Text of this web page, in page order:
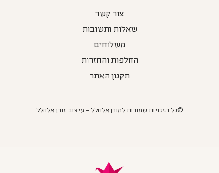
צור קשר
שאלות ותשובות
משלוחים
החלפות והחזרות
תקנון האתר
©כל הזכויות שמורות למורן אלחלל – עיצוב מורן אלחלל